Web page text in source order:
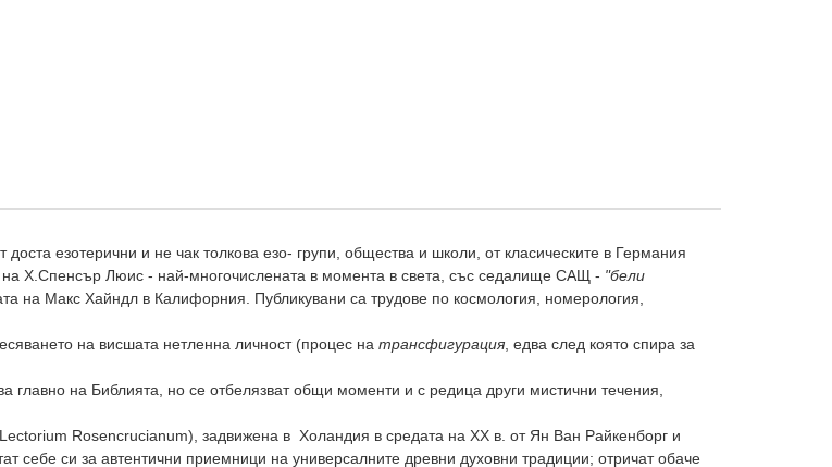
доста езотерични и не чак толкова езо- групи, общества и школи, от класическите в Германия
на Х.Спенсър Люис - най-многочислената в момента в света, със седалище САЩ - "бели
на Макс Хайндл в Калифорния. Публикувани са трудове по космология, номерология,
на висшата нетленна личност (процес на трансфигурация , едва след която спира за
главно на Библията, но се отбелязват общи моменти и с редица други мистични течения,
Rosencrucianum), задвижена в Холандия в средата на XX в. от Ян Ван Райкенборг и
себе си за автентични приемници на универсалните древни духовни традиции; отричат обаче